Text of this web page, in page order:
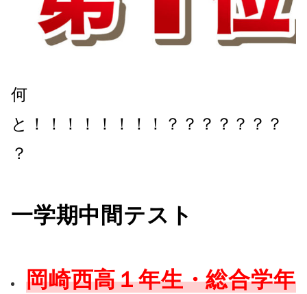
何
と！！！！！！！！？？？？？？？
？
一学期中間テスト
岡崎西高１年生・総合学年